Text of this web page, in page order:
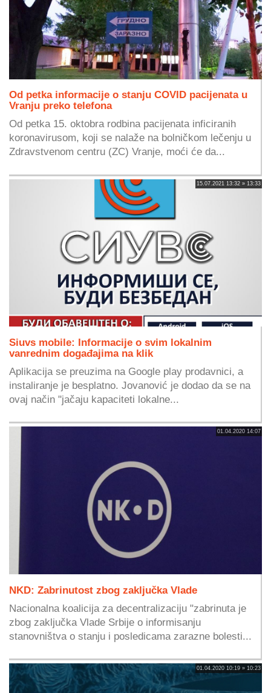
Od petka informacije o stanju COVID pacijenata u
Vranju preko telefona
Od petka 15. oktobra rodbina pacijenata inficiranih
koronavirusom, koji se nalaže na bolničkom lečenju u
Zdravstvenom centru (ZC) Vranje, moći će da...
15.07.2021 13:32 » 13:33
Siuvs mobile: Informacije o svim lokalnim
vanrednim događajima na klik
Aplikacija se preuzima na Google play prodavnici, a
instaliranje je besplatno. Jovanović je dodao da se na
ovaj način "jačaju kapaciteti lokalne...
01.04.2020 14:07
NKD: Zabrinutost zbog zaključka Vlade
Nacionalna koalicija za decentralizaciju "zabrinuta je
zbog zaključka Vlade Srbije o informisanju
stanovništva o stanju i posledicama zarazne bolesti...
01.04.2020 10:19 » 10:23